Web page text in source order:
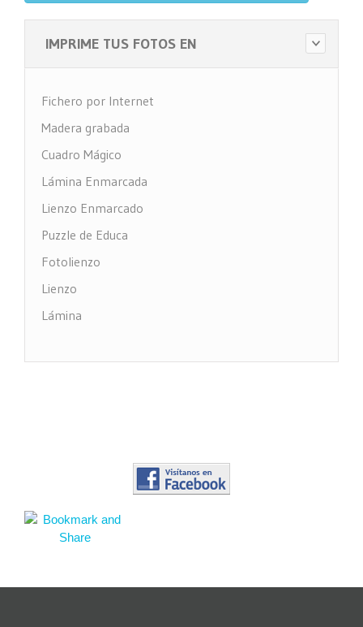
IMPRIME TUS FOTOS EN
Fichero por Internet
Madera grabada
Cuadro Mágico
Lámina Enmarcada
Lienzo Enmarcado
Puzzle de Educa
Fotolienzo
Lienzo
Lámina